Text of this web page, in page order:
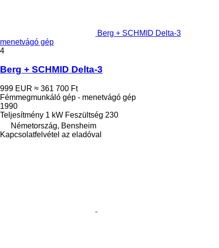
Berg + SCHMID Delta-3
menetvágó gép
4
Berg + SCHMID Delta-3
999 EUR ≈ 361 700 Ft
Fémmegmunkáló gép - menetvágó gép
1990
Teljesítmény 1 kW Feszültség 230
Németország, Bensheim
Kapcsolatfelvétel az eladóval